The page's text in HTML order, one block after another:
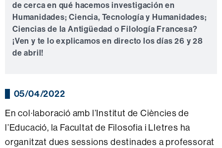
de cerca en qué hacemos investigación en
Humanidades; Ciencia, Tecnología y Humanidades;
Ciencias de la Antigüedad o Filología Francesa?
¡Ven y te lo explicamos en directo los días 26 y 28
de abril!
05/04/2022
En col·laboració amb l’Institut de Ciències de
l’Educació, la Facultat de Filosofia i Lletres ha
organitzat dues sessions destinades a professorat